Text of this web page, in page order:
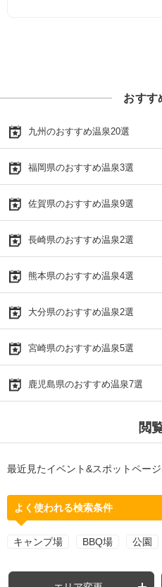
おすす
九州のおすすめ温泉20選
福岡県のおすすめ温泉3選
佐賀県のおすすめ温泉9選
長崎県のおすすめ温泉2選
熊本県のおすすめ温泉4選
大分県のおすすめ温泉2選
宮崎県のおすすめ温泉5選
鹿児島県のおすすめ温泉7選
閲
最近見たイベント&スポットページ
よく使われる検索条件
キャンプ場 BBQ場 公園